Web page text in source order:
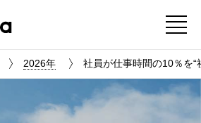
2026年 社員が仕事時間の10％を